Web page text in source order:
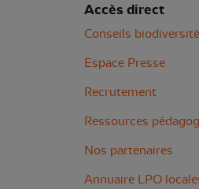
Accès direct
Conseils biodiversité
Espace Presse
Recrutement
Ressources
Nos partenaires
Annuaire LPO